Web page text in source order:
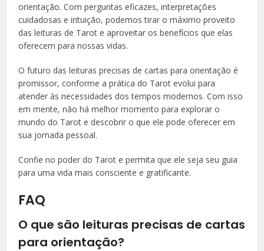
orientação. Com perguntas eficazes, interpretações
cuidadosas e intuição, podemos tirar o máximo proveito
das leituras de Tarot e aproveitar os benefícios que elas
oferecem para nossas vidas.
O futuro das leituras precisas de cartas para orientação é
promissor, conforme a prática do Tarot evolui para
atender às necessidades dos tempos modernos. Com isso
em mente, não há melhor momento para explorar o
mundo do Tarot e descobrir o que ele pode oferecer em
sua jornada pessoal.
Confie no poder do Tarot e permita que ele seja seu guia
para uma vida mais consciente e gratificante.
FAQ
O que são leituras precisas de cartas
para orientação?